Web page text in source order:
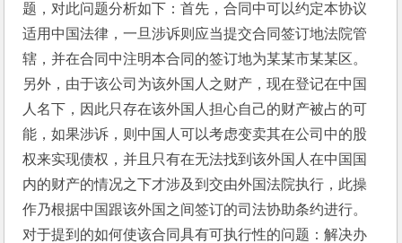
题，对此问题分析如下：首先，合同中可以约定本协议
适用中国法律，一旦涉诉则应当提交合同签订地法院管
辖，并在合同中注明本合同的签订地为某某市某某区。
另外，由于该公司为该外国人之财产，现在登记在中国
人名下，因此只存在该外国人担心自己的财产被占的可
能，如果涉诉，则中国人可以考虑变卖其在公司中的股
权来实现债权，并且只有在无法找到该外国人在中国国
内的财产的情况之下才涉及到交由外国法院执行，此操
作乃根据中国跟该外国之间签订的司法协助条约进行。
对于提到的如何使该合同具有可执行性的问题：解决办